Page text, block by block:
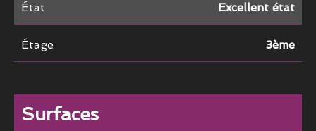
État Excellent état
Étage 3ème
Surfaces